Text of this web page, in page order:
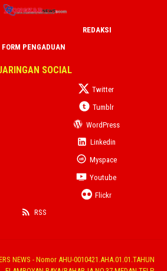
REDAKSI
FORM PENGADUAN
SOCIAL
Twitter
Tumblr
WordPress
Linkedin
Myspace
Youtube
Flickr
RSS
NEWS - Nomor AHU-0010421.AHA.01.01.TAHUN